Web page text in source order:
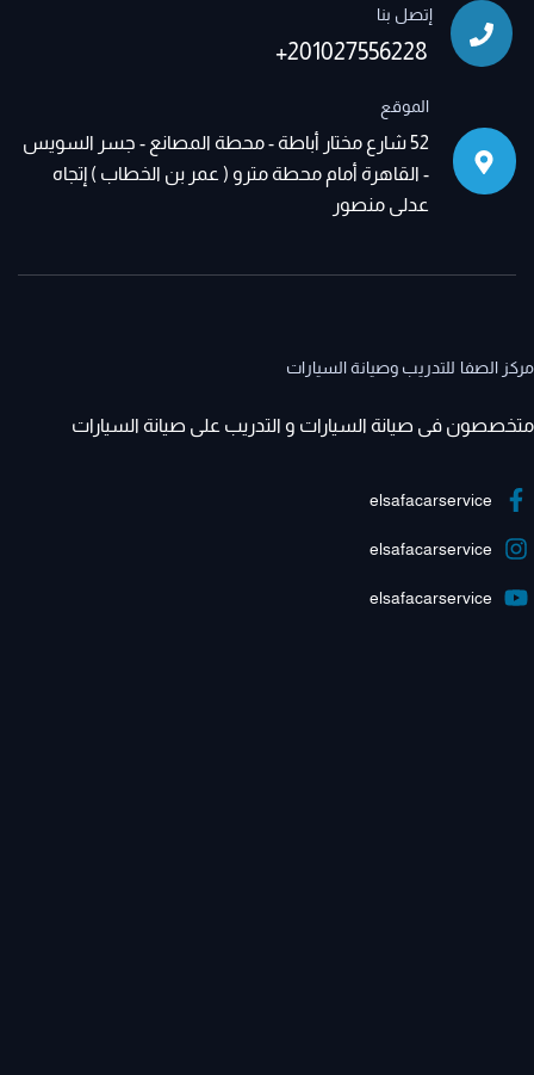
إتصل بنا
+201027556228
الموقع
52 شارع مختار أباطة - محطة المصانع - جسر السويس
- القاهرة أمام محطة مترو ( عمر بن الخطاب ) إتجاه
عدلى منصور
مركز الصفا للتدريب وصيانة السيارات
متخصصون فى صيانة السيارات و التدريب على صيانة السيارات
elsafacarservice
elsafacarservice
elsafacarservice